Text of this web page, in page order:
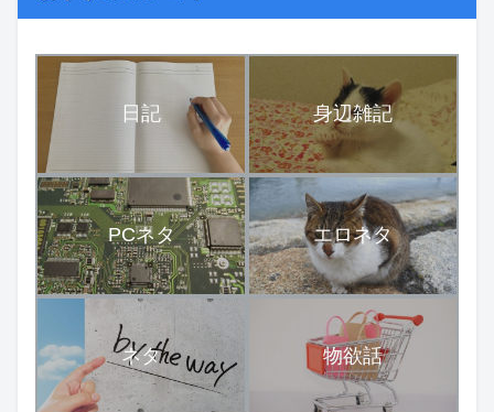
日記 身辺雑記
PCネタ エロネタ
ネタ 物欲話